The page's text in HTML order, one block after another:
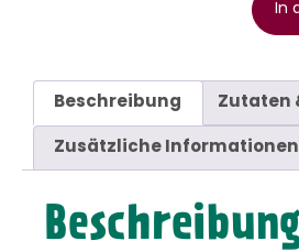
In
Beschreibung Zutaten
Zusätzliche Informationen